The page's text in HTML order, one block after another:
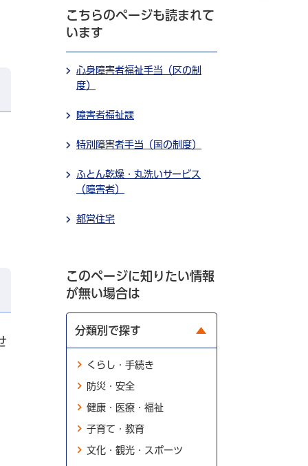
こちらのページも読まれて
います
心身障害者福祉手当（区の制
度）
障害者福祉課
特別障害者手当（国の制度）
ふとん乾燥・丸洗いサービス
（障害者）
都営住宅
このページに知りたい情報
が無い場合は
分類別で探す
くらし・手続き
防災・安全
健康・医療・福祉
子育て・教育
文化・観光・スポーツ